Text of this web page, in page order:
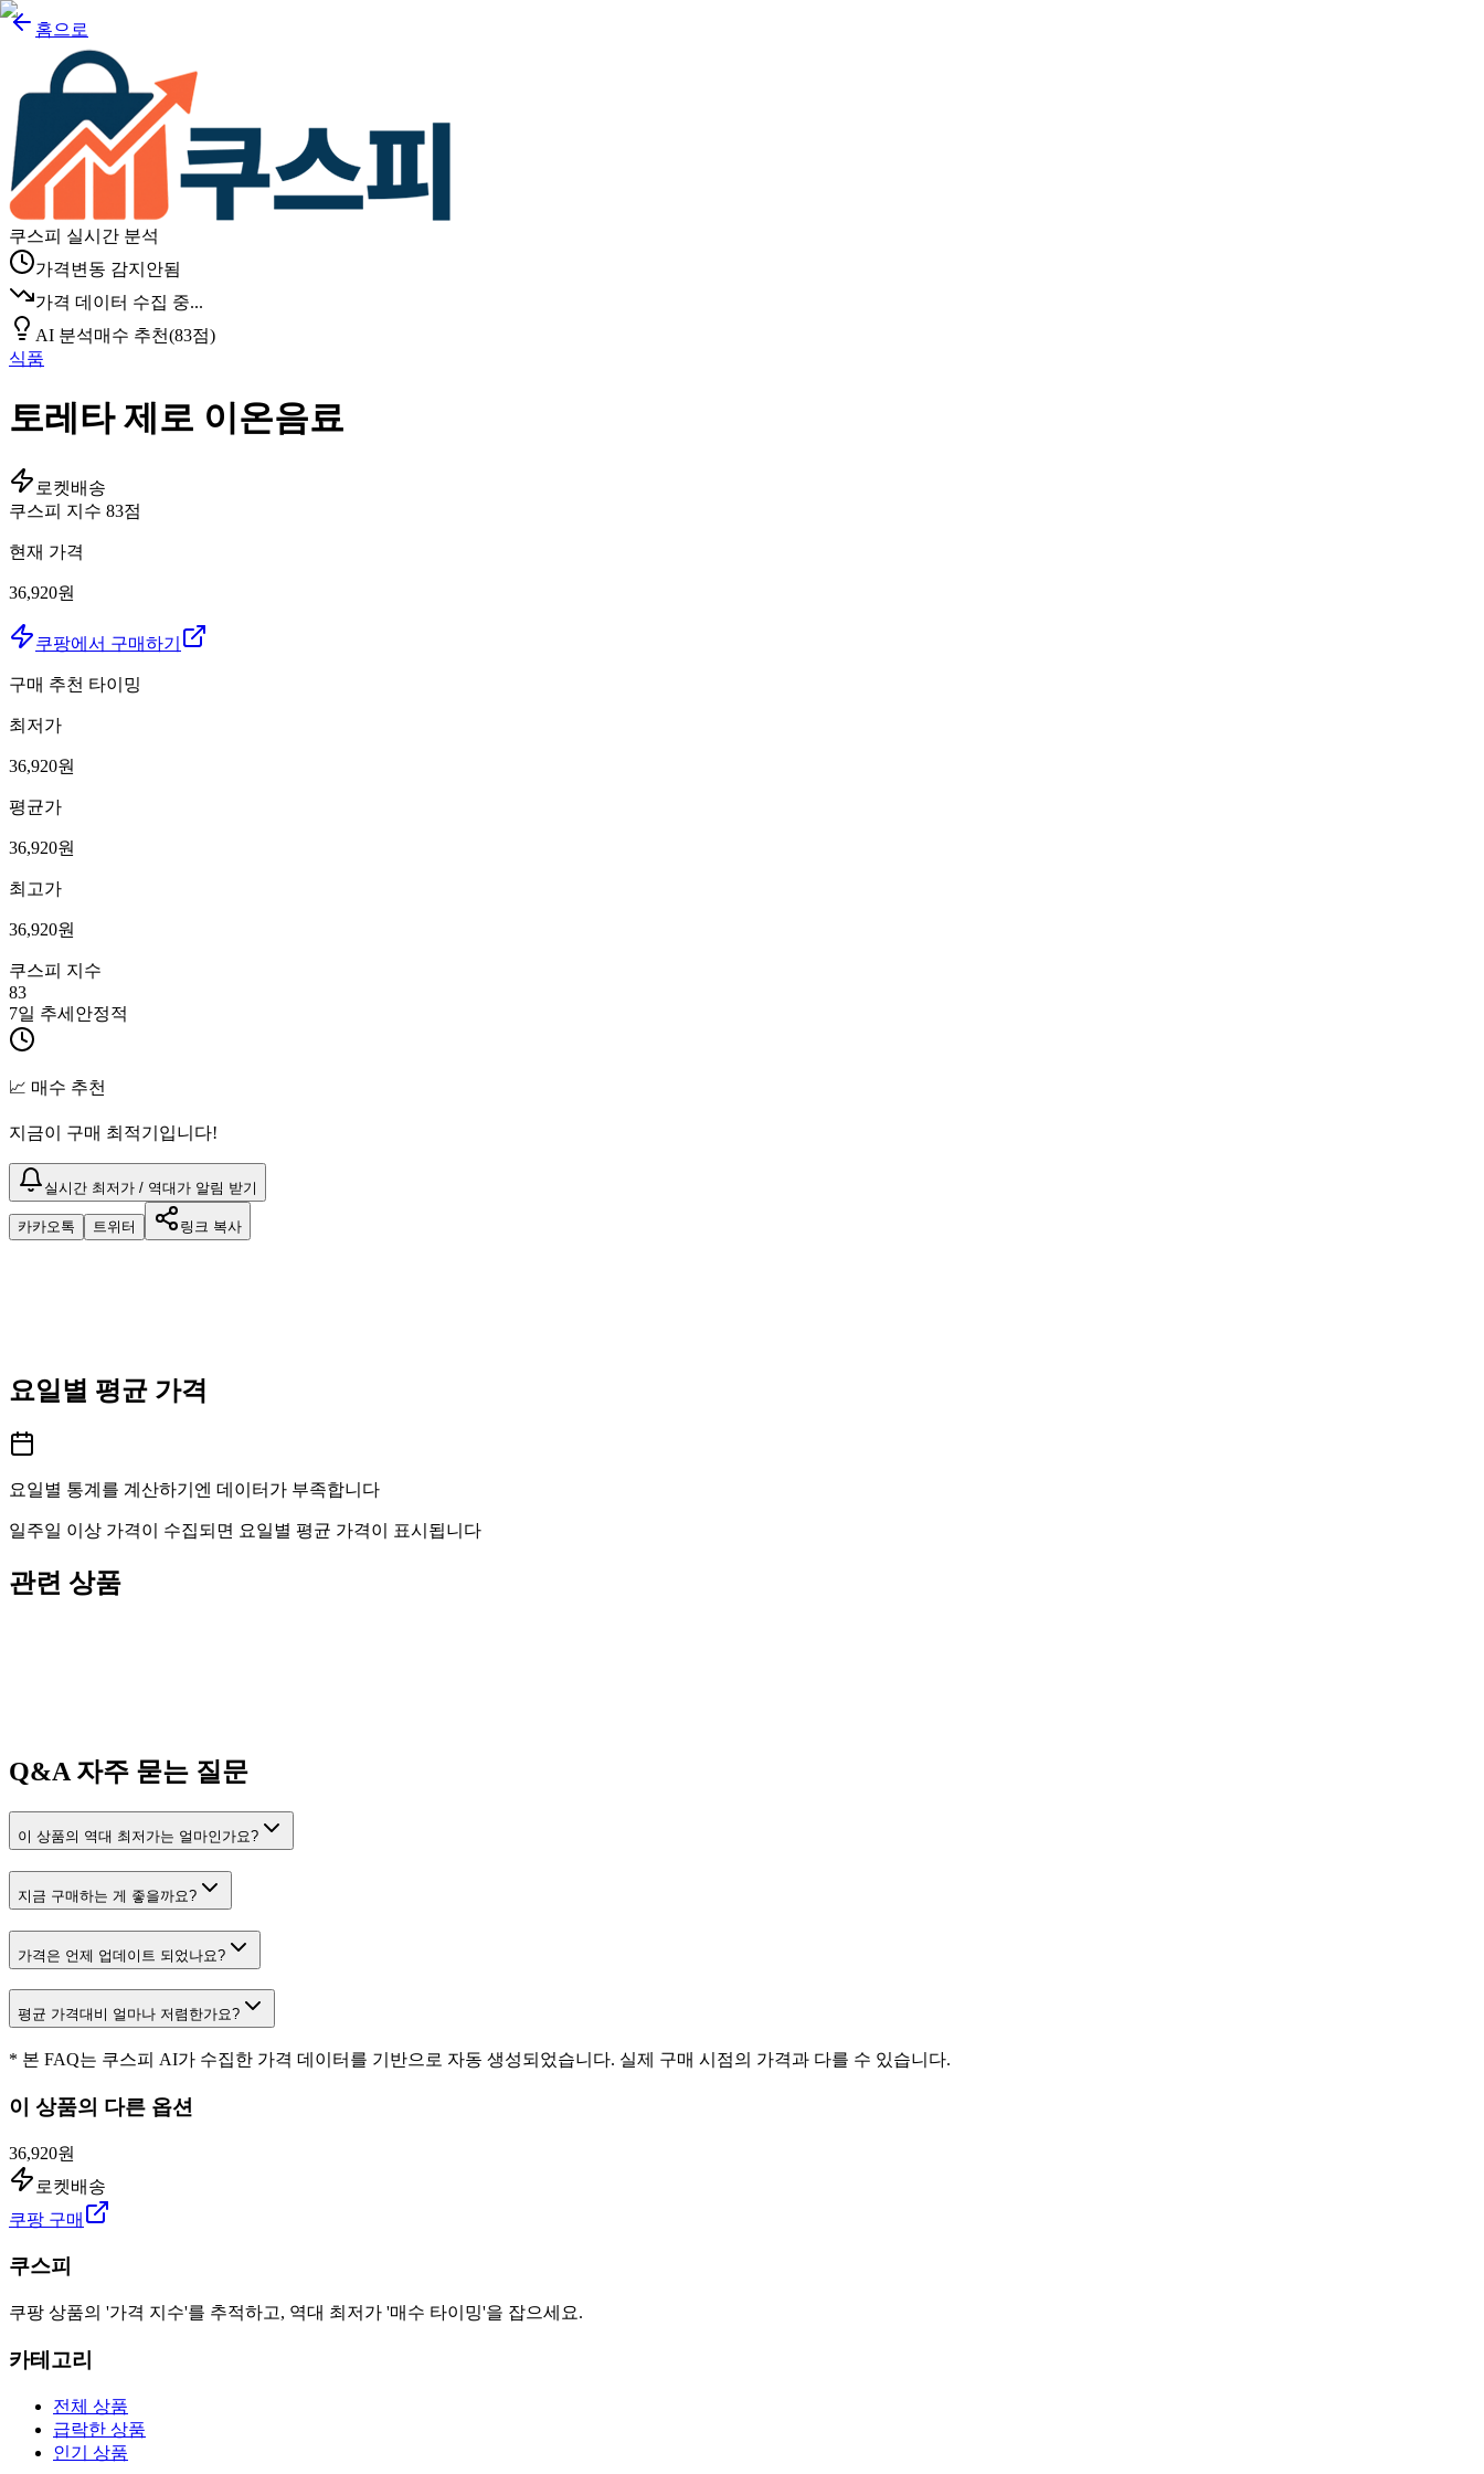
홈으로
쿠스피 실시간 분석
가격변동 감지안됨
가격 데이터 수집 중...
AI 분석매수 추천(83점)
식품
토레타 제로 이온음료
로켓배송
쿠스피 지수 83점
현재 가격
36,920원
쿠팡에서 구매하기
구매 추천 타이밍
최저가
36,920원
평균가
36,920원
최고가
36,920원
쿠스피 지수
83
7일 추세 안정적
📈 매수 추천
지금이 구매 최적기입니다!
실시간 최저가 / 역대가 알림 받기
카카오톡 트위터 링크 복사
요일별 평균 가격
요일별 통계를 계산하기엔 데이터가 부족합니다
일주일 이상 가격이 수집되면 요일별 평균 가격이 표시됩니다
관련 상품
Q&A자주 묻는 질문
이 상품의 역대 최저가는 얼마인가요?
지금 구매하는 게 좋을까요?
가격은 언제 업데이트 되었나요?
평균 가격대비 얼마나 저렴한가요?
* 본 FAQ는 쿠스피 AI가 수집한 가격 데이터를 기반으로 자동 생성되었습니다. 실제 구매 시점의 가격과 다를 수 있습니다.
이 상품의 다른 옵션
36,920원
로켓배송
쿠팡 구매
쿠스피
쿠팡 상품의 '가격 지수'를 추적하고, 역대 최저가 '매수 타이밍'을 잡으세요.
카테고리
전체 상품
급락한 상품
인기 상품